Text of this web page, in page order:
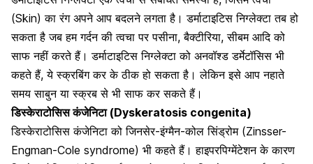
(Skin) का रंग अपने आप बदलने लगता है। डर्माटाइटिस निग्लेक्टा तब हो
सकता है जब हम गर्दन की त्वचा पर पसीना, बैक्टीरिया, सीबम आदि को
साफ नहीं करते हैं। डर्माटाइटिस निग्लेक्टा को अनवॉश्ड डर्मेटॉसिस भी
कहते हैं, ये स्क्रबिंग कर के ठीक हो सकता है। लेकिन इसे आप नहाते
समय साबुन या स्क्रब से भी साफ कर सकते हैं।
डिस्केराटोसिस कंजेनिटा (Dyskeratosis congenita)
डिस्केराटोसिस कंजेनिटा को जिनसेर-इंग्मैन-कोल सिंड्रोम (Zinsser-
Engman-Cole syndrome) भी कहते हैं। हाइपरपिग्मेंटेशन के कारण